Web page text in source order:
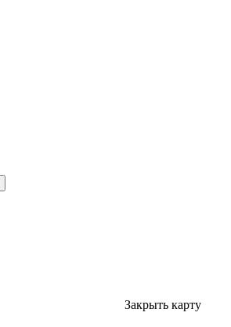
Закрыть карту